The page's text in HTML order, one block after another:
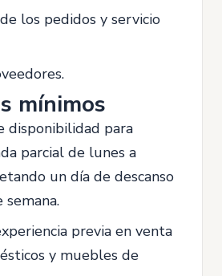
los pedidos y servicio
mínimos
disponibilidad para
parcial de lunes a
un día de descanso
previa en venta
y muebles de